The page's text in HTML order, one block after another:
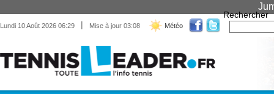
Lundi 10 Août 2026 06:29 | Mise à jour 03:08 Météo
Rechercher